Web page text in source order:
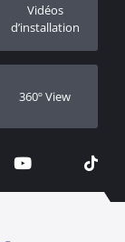
Vidéos
d’installation
360º View